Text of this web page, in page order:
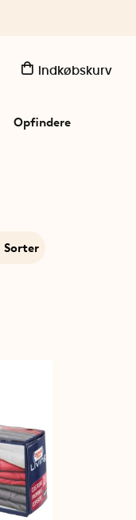
Indkøbskurv
Opfindere
Sorter